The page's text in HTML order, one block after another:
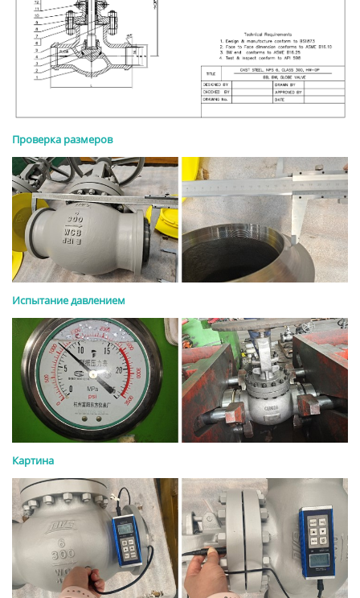
Проверка размеров
Испытание давлением
Картина